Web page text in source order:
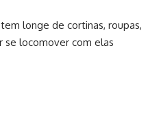
longe de cortinas, roupas,
locomover com elas